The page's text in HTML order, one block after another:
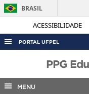
ACESSIBILIDADE
BRASIL
PORTAL UFPEL
ACESSO À INFORMAÇÃO
PPG
MENU